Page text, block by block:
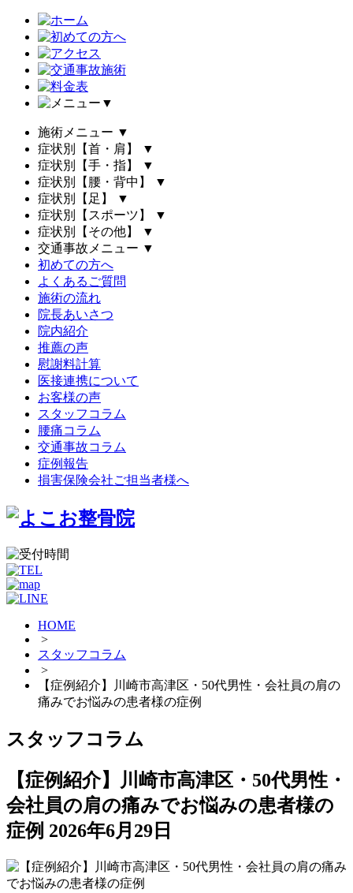
▼
施術メニュー ▼
症状別【首・肩】
▼
症状別【手・指】
▼
症状別【腰・背中】
▼
症状別【足】
▼
症状別【スポーツ】
▼
症状別【その他】
▼
交通事故メニュー ▼
初めての方へ
よくあるご質問
施術の流れ
院長あいさつ
院内紹介
推薦の声
慰謝料計算
医接連携について
お客様の声
スタッフコラム
腰痛コラム
交通事故コラム
症例報告
損害保険会社ご担当者様へ
HOME
>
スタッフコラム
>
【症例紹介】川崎市高津区・50代男性・会社員の肩の
痛みでお悩みの患者様の症例
スタッフコラム
【症例紹介】川崎市高津区・50代男性・
会社員の肩の痛みでお悩みの患者様の
症例 2026年6月29日